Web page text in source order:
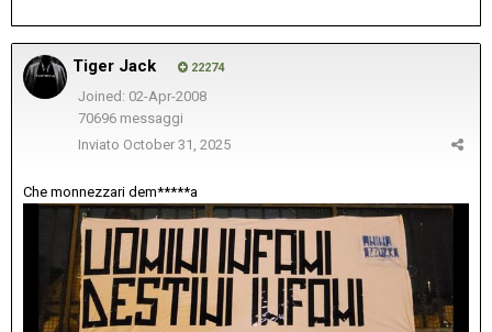
Tiger Jack 22274
Joined: 02-Apr-2008
70696 messaggi
Inviato October 31, 2025
Che monnezzari dem*****a